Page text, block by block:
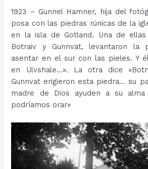
1923 – Gunnel Hamner, hija del
posa con las piedras rúnicas de la
en la isla de Gotland. Una de
Botraiv y Gunnvat, levantaron la
asentar en el sur con las pieles. Y
en Ulvshale…». La otra dice
Gunnvat erigieron esta piedra… su
madre de Dios ayuden a su
podríamos orar»